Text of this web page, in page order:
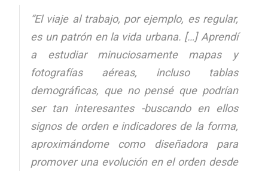
“El viaje al trabajo, por ejemplo, es regular,
es un patrón en la vida urbana. […] Aprendí
a estudiar minuciosamente mapas y
fotografías aéreas, incluso tablas
demográficas, que no pensé que podrían
ser tan interesantes -buscando en ellos
signos de orden e indicadores de la forma,
aproximándome como diseñadora para
promover una evolución en el orden desde